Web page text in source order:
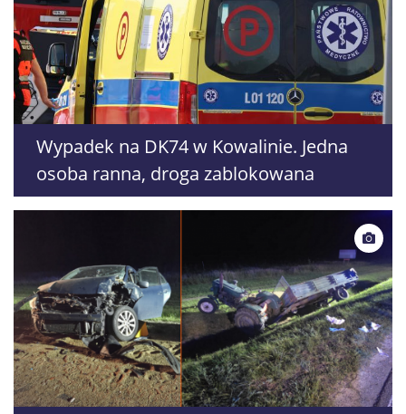
Wypadek na DK74 w Kowalinie. Jedna
osoba ranna, droga zablokowana